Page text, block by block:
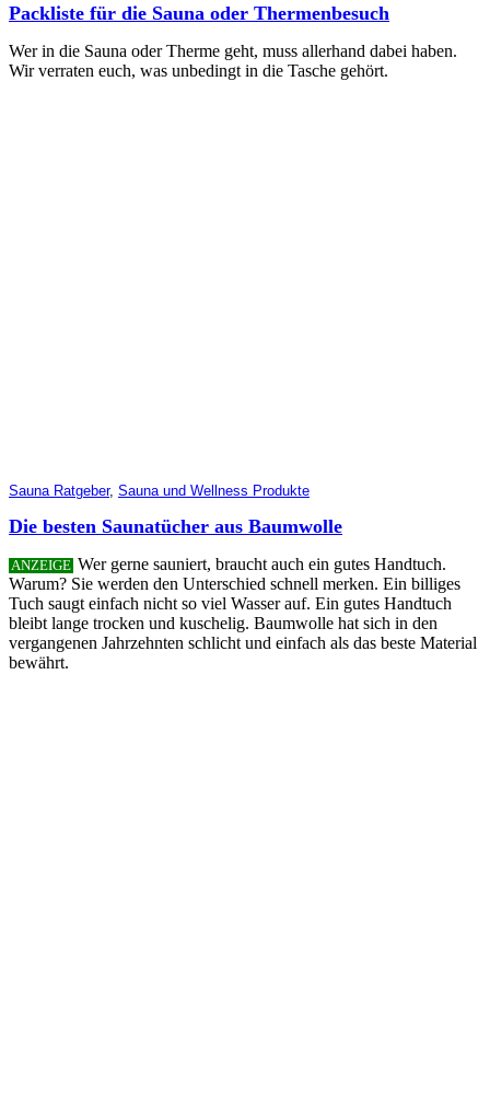
Packliste für die Sauna oder Thermenbesuch
Wer in die Sauna oder Therme geht, muss allerhand dabei haben.
Wir verraten euch, was unbedingt in die Tasche gehört.
Sauna Ratgeber, Sauna und Wellness Produkte
Die besten Saunatücher aus Baumwolle
ANZEIGE Wer gerne sauniert, braucht auch ein gutes Handtuch.
Warum? Sie werden den Unterschied schnell merken. Ein billiges
Tuch saugt einfach nicht so viel Wasser auf. Ein gutes Handtuch
bleibt lange trocken und kuschelig. Baumwolle hat sich in den
vergangenen Jahrzehnten schlicht und einfach als das beste Material
bewährt.